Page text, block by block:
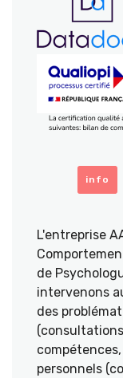
info
L'entreprise
de
intervenons
des
personnels